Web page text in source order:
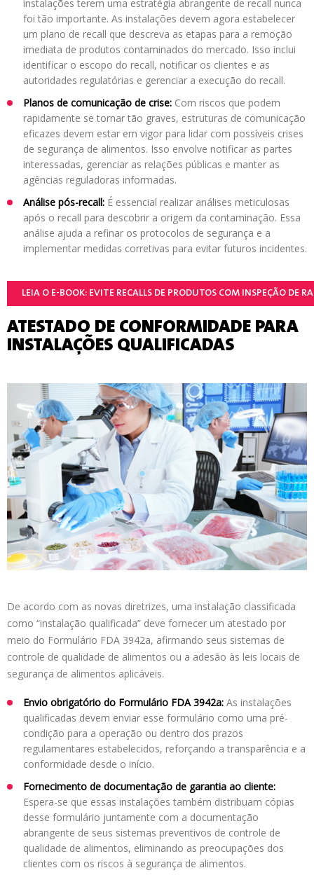
instalações terem uma estratégia abrangente de recall nunca
foi tão importante. As instalações devem agora estabelecer
um plano de recall que descreva as etapas para a remoção
imediata de produtos contaminados do mercado. Isso inclui
identificar o escopo do recall, notificar os clientes e as
autoridades regulatórias e gerenciar a execução do recall.
Planos de comunicação de crise: Com riscos que podem
rapidamente se tornar tão graves, estruturas de comunicação
eficazes devem estar em vigor para lidar com possíveis crises
de segurança de alimentos. Isso envolve notificar as partes
interessadas, gerenciar as relações públicas e manter as
agências reguladoras informadas.
Análise pós-recall: É essencial realizar análises meticulosas
após o recall para descobrir a origem da contaminação. Essa
análise ajuda a refinar os protocolos de segurança e a
implementar medidas corretivas para evitar futuros incidentes.
LEIA O E-BOOK: EVITE RECALLS DE PRODUTOS COM INSPEÇÃO DE
ATESTADO DE CONFORMIDADE PARA
INSTALAÇÕES QUALIFICADAS
De acordo com as novas diretrizes, uma instalação classificada
como “instalação qualificada” deve fornecer um atestado por
meio do Formulário FDA 3942a, afirmando seus sistemas de
controle de qualidade de alimentos ou a adesão às leis locais de
segurança de alimentos aplicáveis.
Envio obrigatório do Formulário FDA 3942a: As instalações
qualificadas devem enviar esse formulário como uma pré-
condição para a operação ou dentro dos prazos
regulamentares estabelecidos, reforçando a transparência e a
conformidade desde o início.
Fornecimento de documentação de garantia ao cliente:
Espera-se que essas instalações também distribuam cópias
desse formulário juntamente com a documentação
abrangente de seus sistemas preventivos de controle de
qualidade de alimentos, eliminando as preocupações dos
clientes com os riscos à segurança de alimentos.